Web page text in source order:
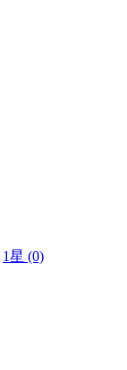
1星 (0)